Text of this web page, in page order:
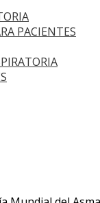
PACIENTES